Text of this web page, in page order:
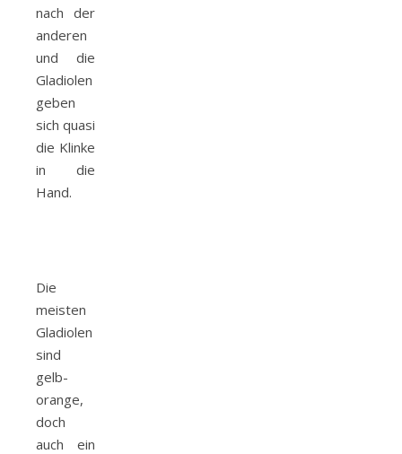
nach der
anderen
und die
Gladiolen
geben
sich quasi
die Klinke
in die
Hand.
Die
meisten
Gladiolen
sind
gelb-
orange,
doch
auch ein